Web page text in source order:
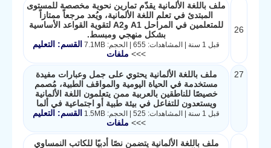
26
ملف باللغة الألمانية يقدّم تمارين نحوية مخصصة للمستوى
المبتدئ في تعلم اللغة الألمانية، ويُعد مرجعاً ممتازاً
للمتعلمين في المراحل A1 وA2 لتقوية القواعد الأساسية
بشكل منهجي ومبسط.
قبل 1 سنة | المشاهدات: 655 | الحجم: 7.1MB
القسم: التعليم
>>> ملفات
27
ملف باللغة الألمانية يحتوي على جمل وعبارات مفيدة
مستخدمة في الحياة اليومية والمواقف الطبية، مُصمم
خصيصًا للناطقين بالعربية ممن يتعلمون اللغة الألمانية
ويستعدون للتفاعل في بيئة طبية أو اجتماعية في ألما
قبل 1 سنة | المشاهدات: 525 | الحجم: 1.5MB
القسم: التعليم
>>> ملفات
ملف باللغة الألمانية يتضمن نصًا أدبيًا للكاتب النمساوي